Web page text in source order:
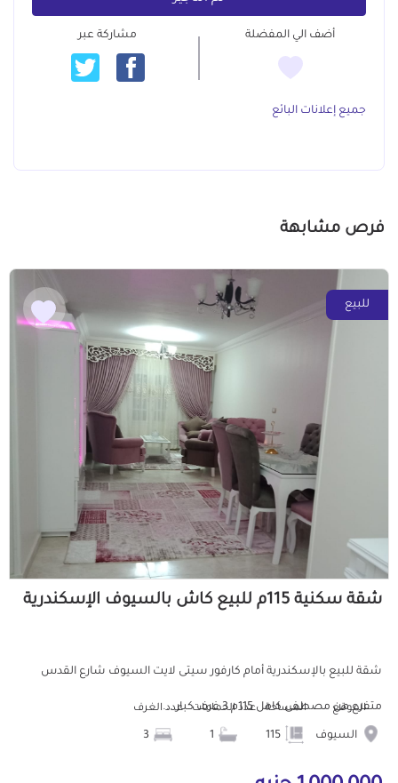
أضف الي المفضلة مشاركة عبر
جميع إعلانات البائع
فرص مشابهة
للبيع
شقة سكنية 115م للبيع كاش بالسيوف الإسكندرية
شقة للبيع بالإسكندرية أمام كارفور سيتى لايت السيوف شارع القدس
متفرع من مصطفى كامل 115م 3 غرف كبار ...
الموقع
السيوف
المساحة عدد الحمامات عدد الغرف